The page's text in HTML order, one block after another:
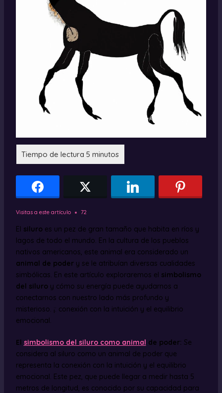
Visitas a este artículo 72
El siluroes un pez de gran tamaño que habita en ríos y
lagos de todo el mundo. En la cultura de los pueblos
nativos americanos, este animal era considerado un
animal de podery se le atribuían diversas cualidades
simbólicas. En este artículo exploraremos el simbolismo
del siluroy cómo su energía puede ayudarnos a
conectarnos con nuestro lado más profundo y
misterioso. ¡: conexión con la intuición y el equilibrio
emocional.
El simbolismo del siluro como animal de poder: Se
considera al siluro como un animal de poder que
representa la conexión con la intuición y el equilibrio
emocional. Este pez, que puede llegar a medir hasta 5
metros de longitud, es conocido por su capacidad para